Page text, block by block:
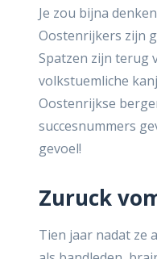
Je zou bijna
Oostenrijkers zijn
Spatzen zijn terug
volkstuemliche
Oostenrijkse
succesnummers
gevoel!
Zuruck
Tien jaar nadat ze